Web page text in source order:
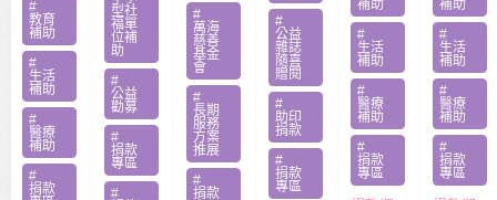
#
教育
補助
#
生活
補助
#
醫療
補助
#
捐款
型社
福單
位補
助
#
公益
勸募
#
捐款
專區
#
#
萬海
慈善
基金
會
#
長期
服務
方案
推展
#
捐款
#
公益
雜誌
隨喜
贈閱
#
助印
捐款
#
捐款
專區
顧陷困
補助
#
生活
補助
#
醫療
補助
#
捐款
專區
醫費
補助
#
生活
補助
#
醫療
補助
#
捐款
專區